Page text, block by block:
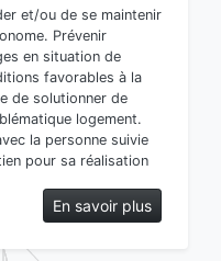
et/ou de se maintenir
Prévenir
en situation de
favorables à la
de solutionner de
logement.
la personne suivie
pour sa réalisation
En savoir plus